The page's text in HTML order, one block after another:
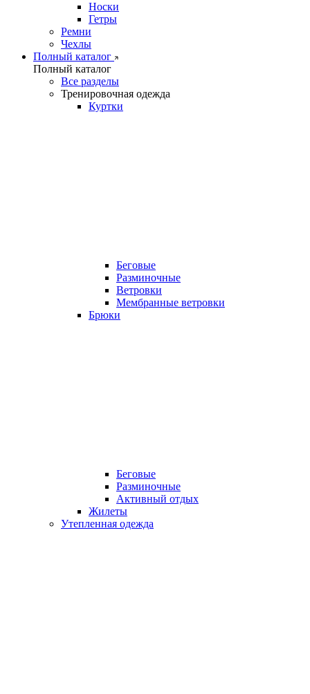
Носки
Гетры
Ремни
Чехлы
Полный каталог
Полный каталог
Все разделы
Тренировочная одежда
Куртки
Беговые
Разминочные
Ветровки
Мембранные ветровки
Брюки
Беговые
Разминочные
Активный отдых
Жилеты
Утепленная одежда